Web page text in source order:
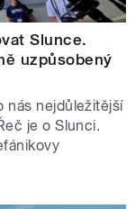
Slunce.
uzpůsobený
nás nejdůležitější
je o Slunci.